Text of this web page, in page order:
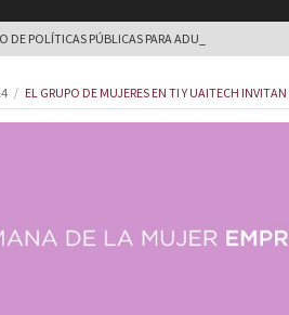
DE POLÍTICAS PÚBLICAS PARA ADULTOS MA |
EL GRUPO DE MUJERES EN TI Y UAITECH